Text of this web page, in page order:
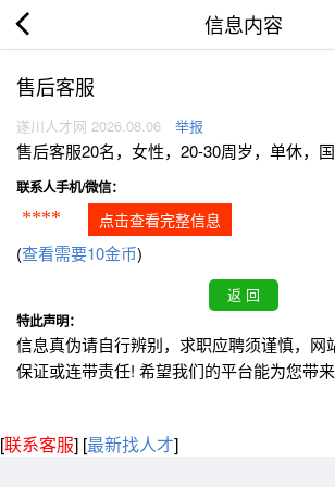
信息内容
售后客服
遂川人才网 2026.08.06 举报
售后客服20名，女性，20-30周岁，单休，
联系人手机/微信：
**** 点击查看完整信息
(查看需要10金币)
特此声明：
信息真伪请自行辨别，求职应聘须谨慎，网
保证或连带责任! 希望我们的平台能为您带来
[联系客服] [最新找人才]